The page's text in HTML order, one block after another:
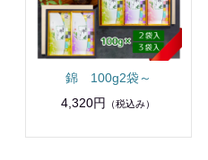
錦 100g2袋～
4,320円
（税込み）